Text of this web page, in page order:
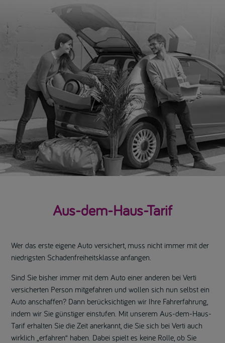
Aus-dem-Haus-Tarif
Wer das erste eigene Auto versichert, muss nicht immer mit der
niedrigsten Schadenfreiheitsklasse anfangen.
Sind Sie bisher immer mit dem Auto einer anderen bei Verti
versicherten Person mitgefahren und wollen sich nun selbst ein
Auto anschaffen? Dann berücksichtigen wir Ihre Fahrerfahrung,
indem wir Sie günstiger einstufen. Mit unserem Aus-dem-Haus-
Tarif erhalten Sie die Zeit anerkannt, die Sie sich bei Verti auch
wirklich „erfahren“ haben. Dabei spielt es keine Rolle, ob Sie